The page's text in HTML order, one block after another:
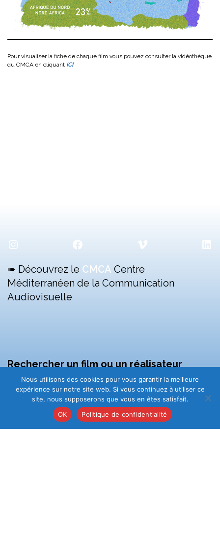
Pour visualiser la fiche de chaque film vous pouvez consulter la vidéothèque
du CMCA en cliquant ICI
Instagram Facebook Vimeo
➠ Découvrez le CMCA Centre
Méditerranéen de la Communication
Audiovisuelle
Rechercher un film ou un réalisateur
Nous utilisons des cookies pour vous garantir la meilleure
expérience sur notre site web. Si vous continuez à utiliser ce
site, nous supposerons que vous en êtes satisfait.
OK
Politique de confidentialité